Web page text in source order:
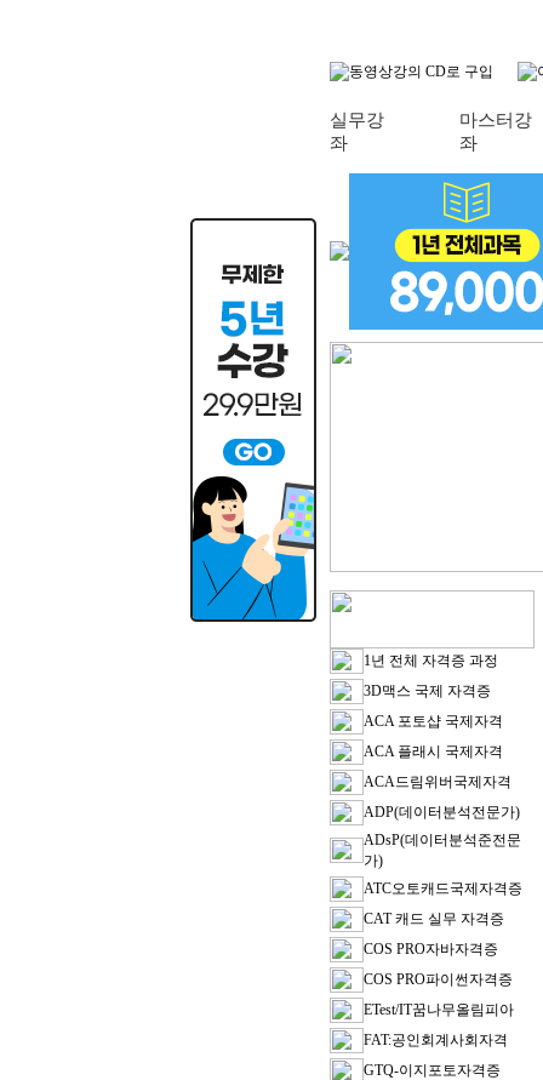
실무강
좌
마스터강
좌
1년 전체 자격증 과정
3D맥스 국제 자격증
ACA 포토샵 국제자격
ACA 플래시 국제자격
ACA드림위버국제자격
ADP(데이터분석전문가)
ADsP(데이터분석준전문
가)
ATC오토캐드국제자격증
CAT 캐드 실무 자격증
COS PRO자바자격증
COS PRO파이썬자격증
ETest/IT꿈나무올림피아
FAT:공인회계사회자격
GTQ-이지포토자격증